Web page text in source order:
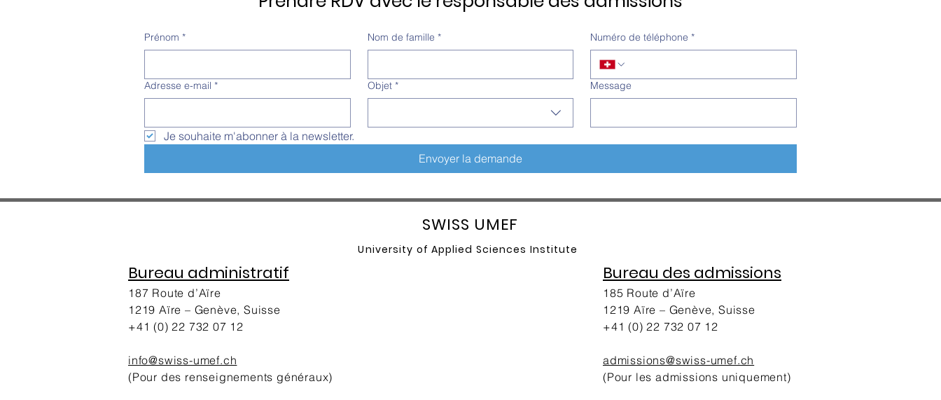
Prénom * Nom de famille * Numéro de téléphone *
Adresse e-mail * Objet * Message
Je souhaite m'abonner à la newsletter.
Envoyer la demande
SWISS UMEF
University of Applied Sciences Institute
Bureau administratif
187 Route d’Aïre
1219 Aïre – Genève, Suisse
+41 (0) 22 732 07 12
info@swiss-umef.ch
(Pour des renseignements généraux)
Bureau des admissions
185 Route d’Aïre
1219 Aïre – Genève, Suisse
+41 (0) 22 732 07 12
admissions@swiss-umef.ch
(Pour les admissions uniquement)